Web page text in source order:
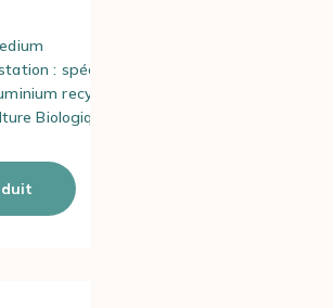
: spéculoos
recyclable
Biologique